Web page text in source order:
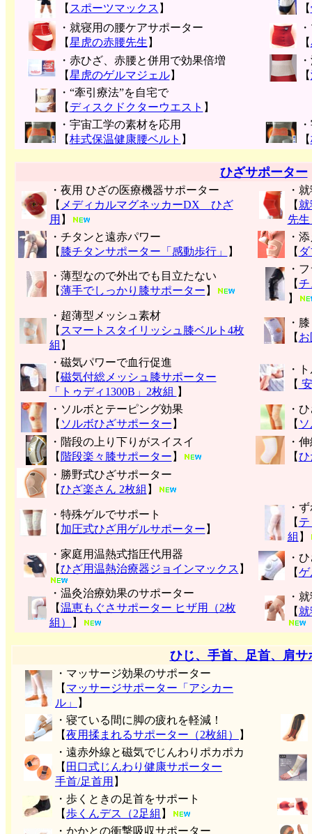
【 スポーツマックス 】
【
・就寝用の腰ケアサポーター
【星虎の赤腰先生 】
【
・赤ひざ、赤腰と併用で効果倍増
【星虎のゲルマジェル】
【
・“牽引療法”を自宅で
【 ディスクドクターウエスト 】
・宇宙工学の素材を応用
【桂式保温健康腰ベルト 】
【
ひざサポーター
・夜用 ひざの医療機器サポーター
【 メディカルマグネッカーDX ひざ
用 】
・
【
先生
・チタンと遠赤パワー
【 膝チタンサポーター「感動歩行」 】
・
【
・薄型なので外出でも目立たない
【薄手でしっかり膝サポーター 】
・
【チ
】
・超薄型メッシュ素材
【 スマートスタイリッシュ膝ベルト4枚
組 】
・
【
・磁気パワーで血行促進
【磁気付総メッシュ膝サポーター
「トゥディ1300B」2枚組 】
・
【
・ソルボとテーピング効果
【 ソルボひざサポーター 】
・
【
・階段の上り下りがスイスイ
【 階段楽々膝サポーター 】
・
【ひ
・勝野式ひざサポーター
【ひざ楽さん 2枚組 】
・特殊ゲルでサポート
【 加圧式ひざ用ゲルサポーター 】
・
【
組 】
・家庭用温熱式指圧代用器
【ひざ用温熱治療器ジョインマックス 】
・
【ゲ
・温灸治療効果のサポーター
【温恵もぐさサポーター ヒザ用（2枚
組）
】
・
【
ひじ、手首、足首、肩サ
・マッサージ効果のサポーター
【 マッサージサポーター「アシカー
ル」
】
・寝ている間に脚の疲れを軽減！
【夜用揉まれるサポーター（2枚組） 】
・遠赤外線と磁気でじんわりポカポカ
【 田口式じんわり健康サポーター
手首/足首用 】
・歩くときの足首をサポート
【歩くんデス（2足組 】
・かかとの衝撃吸収サポーター